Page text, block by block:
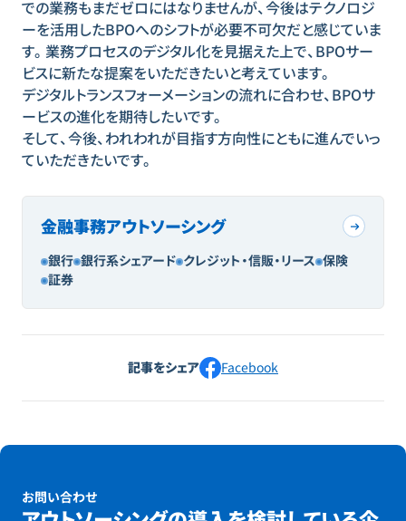
での業務もまだゼロにはなりませんが、今後はテクノロジ
ーを活用したBPOへのシフトが必要不可欠だと感じていま
す。業務プロセスのデジタル化を見据えた上で、BPOサー
ビスに新たな提案をいただきたいと考えています。
デジタルトランスフォーメーションの流れに合わせ、BPOサ
ービスの進化を期待したいです。
そして、今後、われわれが目指す方向性にともに進んでいっ
ていただきたいです。
金融事務アウトソーシング
銀行​ 銀行系シェアード クレジット・信販・リース
保険
証券
記事をシェア Facebook
お問い合わせ